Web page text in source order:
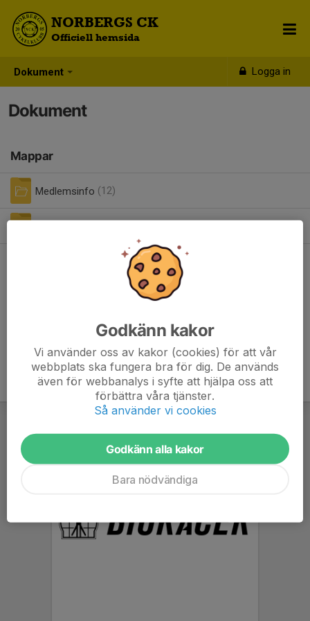
Dokument Logga in
NORBERGS CK
Officiell hemsida
Dokument
Mappar
Medlemsinfo (12)
Godkänn kakor
Vi använder oss av kakor (cookies) för att vår
webbplats ska fungera bra för dig. De används
även för webbanalys i syfte att hjälpa oss att
förbättra våra tjänster.
Så använder vi cookies
Godkänn alla kakor
Bara nödvändiga